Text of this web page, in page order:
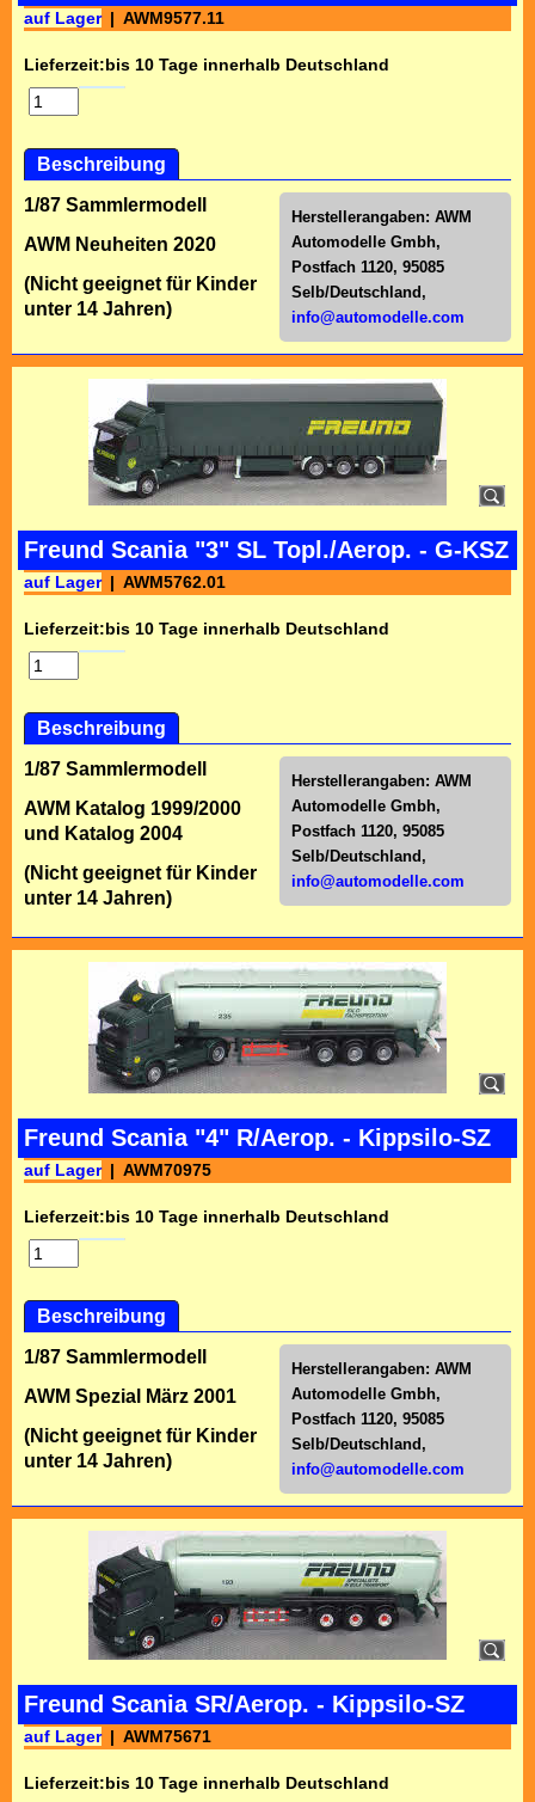
auf Lager AWM9577.11
Lieferzeit:bis 10 Tage innerhalb Deutschland
Beschreibung
Herstellerangaben: AWM
Automodelle Gmbh,
Postfach 1120, 95085
Selb/Deutschl and,
info@automodelle.com
1/87 Sammlermodell
AWM Neuheiten 2020
(Nicht geeignet für Kinder
unter 14 Jahren)
Freund Scania "3" SL Topl./Aerop. - G-KSZ
auf Lager AWM5762.01
Lieferzeit:bis 10 Tage innerhalb Deutschland
Beschreibung
Herstellerangaben: AWM
Automodelle Gmbh,
Postfach 1120, 95085
Selb/Deutschl and,
info@automodelle.com
1/87 Sammlermodell
AWM Katalog 1999/2000
und Katalog 2004
(Nicht geeignet für Kinder
unter 14 Jahren)
Freund Scania "4" R/Aerop. - Kippsilo-SZ
auf Lager AWM70975
Lieferzeit:bis 10 Tage innerhalb Deutschland
Beschreibung
Herstellerangaben: AWM
Automodelle Gmbh,
Postfach 1120, 95085
Selb/Deutschl and,
info@automodelle.com
1/87 Sammlermodell
AWM Spezial März 2001
(Nicht geeignet für Kinder
unter 14 Jahren)
Freund Scania SR/Aerop. - Kippsilo-SZ
auf Lager AWM75671
Lieferzeit:bis 10 Tage innerhalb Deutschland